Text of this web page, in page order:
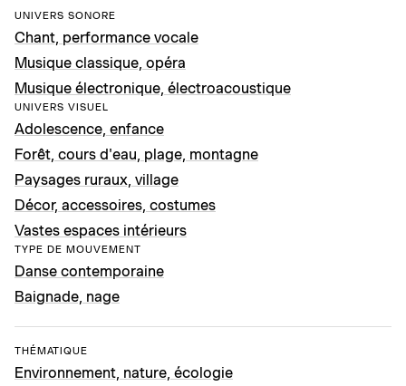
UNIVERS SONORE
Chant, performance vocale
Musique classique, opéra
Musique électronique, électroacoustique
UNIVERS VISUEL
Adolescence, enfance
Forêt, cours d'eau, plage, montagne
Paysages ruraux, village
Décor, accessoires, costumes
Vastes espaces intérieurs
TYPE DE MOUVEMENT
Danse contemporaine
Baignade, nage
THÉMATIQUE
Environnement, nature, écologie